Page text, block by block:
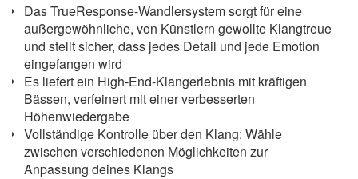
Das TrueResponse-Wandlersystem sorgt für eine
außergewöhnliche, von Künstlern gewollte Klangtreue
und stellt sicher, dass jedes Detail und jede Emotion
eingefangen wird
Es liefert ein High-End-Klangerlebnis mit kräftigen
Bässen, verfeinert mit einer verbesserten
Höhenwiedergabe
Vollständige Kontrolle über den Klang: Wähle
zwischen verschiedenen Möglichkeiten zur
Anpassung deines Klangs